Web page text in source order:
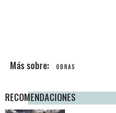
OBRAS
RECOMENDACIONES